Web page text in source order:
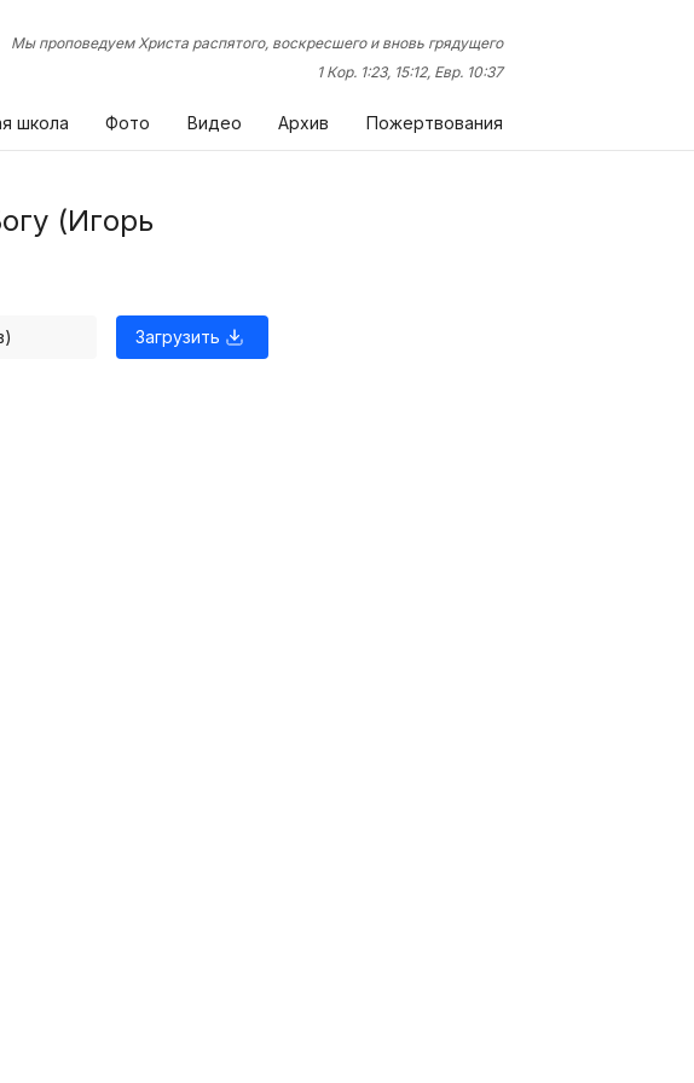
Мы проповедуем Христа распятого, воскресшего и вновь грядущего
1 Кор. 1:23, 15:12, Евр. 10:37
школа Фото Видео Архив Пожертвования
(Игорь
Загрузить